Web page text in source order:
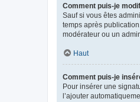
Comment puis-je
Sauf si vous êtes
temps après
modérateur ou un
Haut
Comment puis-je
Pour insérer une
l’ajouter